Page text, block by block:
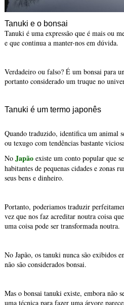
Tanuki e o bonsai
Tanuki é uma expressão que é mais ou
e que continua a manter-nos em dúvida.
Verdadeiro ou falso? É um bonsai para
portanto considerado um truque no
Tanuki é um termo japonês
Quando traduzido, identifica um animal
ou texugo com tendências bastante
No Japão existe um conto popular que
habitantes de pequenas cidades e zonas
seus bens e dinheiro.
Portanto, poderiamos traduzir
vez que nos faz acreditar noutra coisa
uma coisa pode ser transformada noutra.
No Japão, os tanuki nunca são exibidos
não são considerados bonsai.
Mas o bonsai tanuki existe, embora não
uma técnica para fazer uma árvore